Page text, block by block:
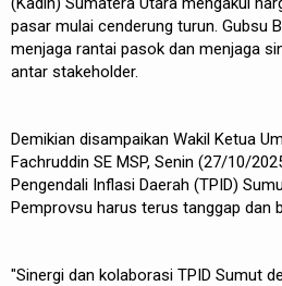
pasar mulai cenderung turun. Gubsu
menjaga rantai pasok dan menjaga
antar stakeholder.
Demikian disampaikan Wakil Ketua
Fachruddin SE MSP, Senin (27/10/
Pengendali Inflasi Daerah (TPID)
Pemprovsu harus terus tanggap dan
"Sinergi dan kolaborasi TPID Sumut